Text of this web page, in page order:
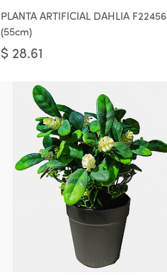
PLANTA ARTIFICIAL DAHLIA F22456
(55cm)
$ 28.61